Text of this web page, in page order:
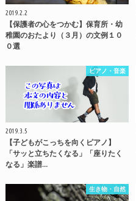
2019.2.2
【保護者の心をつかむ】保育所・幼
稚園のおたより（３月）の文例１０
０選
ピアノ・音楽
2019.3.5
【子どもがこっちを向くピアノ】
「サッと立ちたくなる」「座りたく
なる」楽譜…
生き物・自然